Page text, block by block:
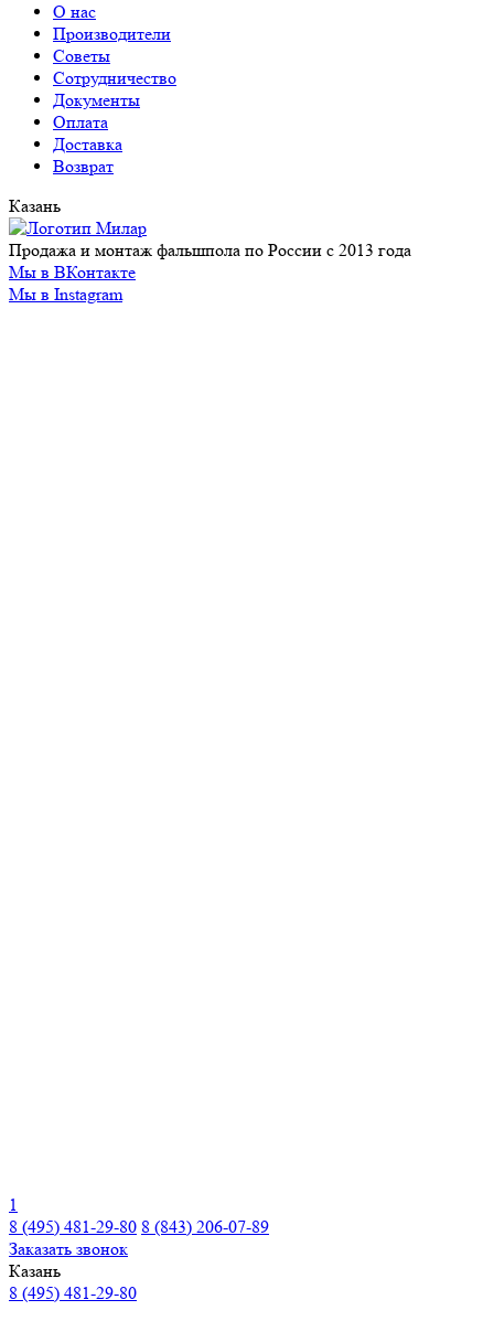
О нас
Производители
Советы
Сотрудничество
Документы
Оплата
Доставка
Возврат
Казань
Продажа и монтаж фальшпола по России с 2013 года
Мы в ВКонтакте
Мы в Instagram
1
8 (495) 481-29-80 8 (843) 206-07-89
Заказать звонок
Казань
8 (495) 481-29-80